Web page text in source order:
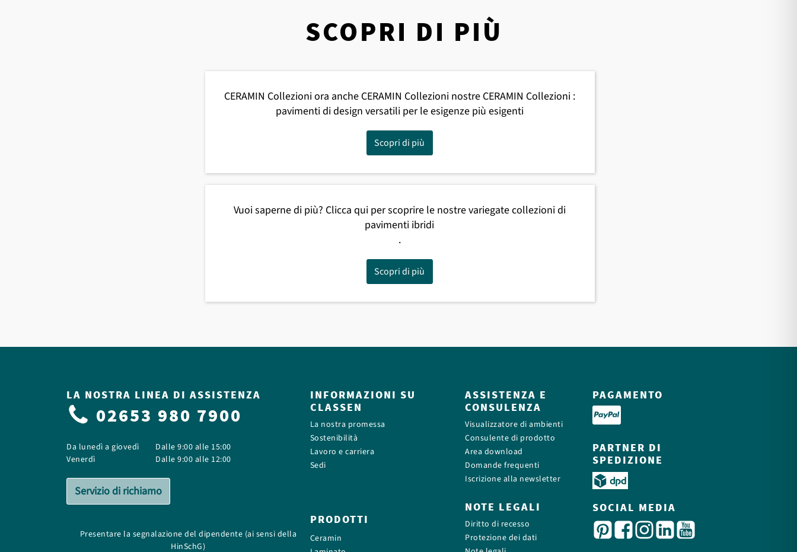
SCOPRI DI PIÙ
CERAMIN Collezioni ora anche CERAMIN Collezioni nostre CERAMIN Collezioni :
pavimenti di design versatili per le esigenze più esigenti
Scopri di più
Vuoi saperne di più? Clicca qui per scoprire le nostre variegate collezioni di
pavimenti ibridi
.
Scopri di più
LA NOSTRA LINEA DI ASSISTENZA
02653 980 7900
Da lunedì a giovedì
Venerdì
Dalle 9:00 alle 15:00
Dalle 9:00 alle 12:00
Servizio di richiamo
Presentare la segnalazione del dipendente (ai sensi della
HinSchG)
INFORMAZIONI SU
CLASSEN
La nostra promessa
Sostenibilità
Lavoro e carriera
Sedi
PRODOTTI
Ceramin
ASSISTENZA E
CONSULENZA
Visualizzatore di ambienti
Consulente di prodotto
Area download
Domande frequenti
Iscrizione alla newsletter
NOTE LEGALI
Diritto di recesso
Protezione dei dati
PAGAMENTO
PARTNER DI
SPEDIZIONE
SOCIAL MEDIA